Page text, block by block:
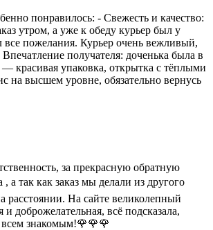
понравилось: - Свежесть и качество:
утром, а уже к обеду курьер был у
пожелания. Курьер очень вежливый,
получателя: доченька была в
красивая упаковка, открытка с тёплыми
на высшем уровне, обязательно вернусь
за прекрасную обратную
так как заказ мы делали из другого
расстоянии. На сайте великолепный
доброжелательная, всё подсказала,
всем знакомым!🌹🌹🌹